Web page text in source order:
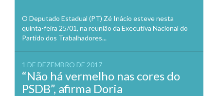
O Deputado Estadual (PT) Zé Inácio esteve nesta
quinta-feira 25/01, na reunião da Executiva Nacional do
Partido dos Trabalhadores...
1 DE DEZEMBRO DE 2017
“Não há vermelho nas cores do
PSDB”, afirma Doria